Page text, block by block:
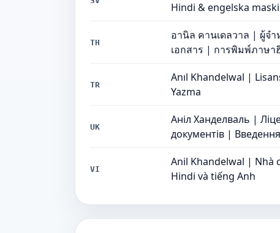
Hindi & engelska
TH
อานิล คานเดลวาล | ผู้จ
เอกสาร | การพิมพ์ภาษ
TR
Anıl Khandelwal |
Yazma
UK
Аніл Ханделваль |
документів | Введення
VI
Anil Khandelwal | Nhà
Hindi và tiếng Anh